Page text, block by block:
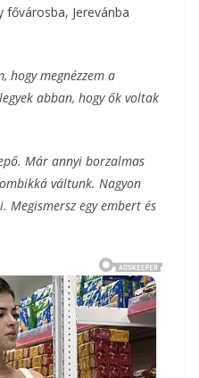
fővárosba, Jerevánba
hogy megnézzem a
abban, hogy ők voltak
Már annyi borzalmas
váltunk. Nagyon
Megismersz egy embert és